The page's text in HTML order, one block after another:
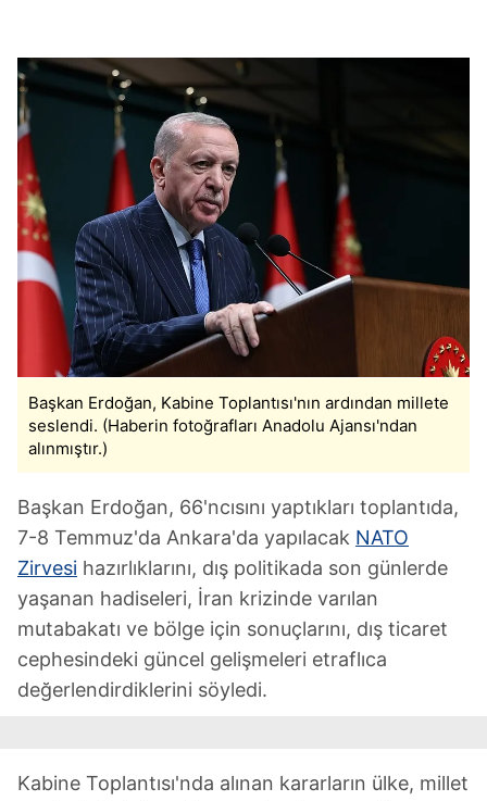
Başkan Erdoğan, Kabine Toplantısı'nın ardından millete
seslendi. (Haberin fotoğrafları Anadolu Ajansı'ndan
alınmıştır.)
Başkan Erdoğan, 66'ncısını yaptıkları toplantıda,
7-8 Temmuz'da Ankara'da yapılacak NATO
Zirvesi hazırlıklarını, dış politikada son günlerde
yaşanan hadiseleri, İran krizinde varılan
mutabakatı ve bölge için sonuçlarını, dış ticaret
cephesindeki güncel gelişmeleri etraflıca
değerlendirdiklerini söyledi.
Kabine Toplantısı'nda alınan kararların ülke, millet